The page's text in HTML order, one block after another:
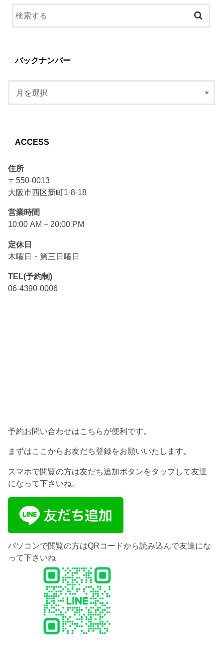
バックナンバー
ACCESS
住所
〒550-0013
大阪市西区新町1-8-18
営業時間
10:00 AM – 20:00 PM
定休日
木曜日・第三日曜日
TEL(予約制)
06-4390-0006
予約お問い合わせはこちらが便利です。
まずはここからお友だち登録をお願いいたします。
スマホで閲覧の方は友だち追加ボタンをタップして友達
になって下さいね。
パソコンで閲覧の方はQRコードから読み込んで友達にな
って下さいね